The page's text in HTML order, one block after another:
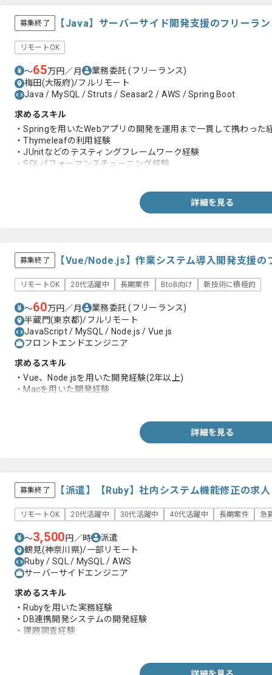
募集終了 【Java】サーバーサイド開発支援のフリーラ
リモートOK
〜65万円／月 業務委託(フリーランス)
梅田(大阪府)/フルリモート
Java / MySQL / Struts / Seasar2 / AWS / Spring Boot
求めるスキル
・Springを用いたWebアプリの開発を運用まで一貫して携わった
・Thymeleafの利用経験
・JUnitなどのテスティングフレームワーク経験
・SQLパフォーマンスチューニング経験
詳細を見る
募集終了 【Vue/Node.js】作業システム導入開発支援の
リモートOK 20代活躍中 長期案件 BtoB向け 新技術に積極的
〜60万円／月 業務委託(フリーランス)
半蔵門(東京都)/フルリモート
JavaScript / MySQL / Node.js / Vue.js
フロントエンドエンジニア
求めるスキル
・Vue、Node.jsを用いた開発経験(2年以上)
・Macを用いた開発経験
詳細を見る
募集終了 【派遣】【Ruby】社内システム機能修正の求
リモートOK 20代活躍中 30代活躍中 40代活躍中 長期案件 急
〜3,500円／時
派遣
鶴見(神奈川県)/一部リモート
Ruby / SQL / MySQL / AWS
サーバーサイドエンジニア
求めるスキル
・Rubyを用いた実務経験
・DB連携開発システムの開発経験
・課題調査経験